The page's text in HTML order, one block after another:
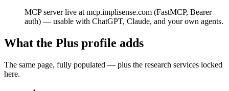
MCP server live at mcp.implisense.com (FastMCP, Bearer
auth) — usable with ChatGPT, Claude, and your own agents.
What the Plus profile adds
The same page, fully populated — plus the research services locked
here.